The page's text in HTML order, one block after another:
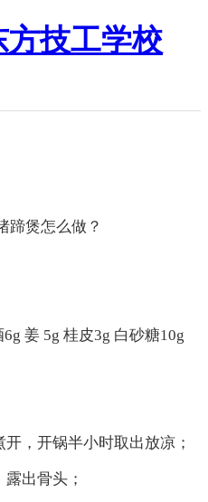
蹄煲怎么做？
姜 5g 桂皮3g 白砂糖10g
，开锅半小时取出放凉；
出骨头；